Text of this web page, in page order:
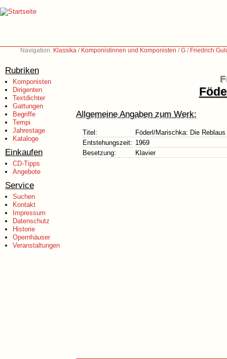
Navigation: Klassika / Komponistinnen und Komponisten /G / Friedrich
Rubriken
Komponisten
Dirigenten
Textdichter
Gattungen
Begriffe
Tempi
Jahrestage
Kataloge
Einkaufen
CD-Tipps
Angebote
Service
Suchen
Kontakt
Impressum
Datenschutz
Historie
Opernhäuser
Veranstaltungen
Allgemeine Angaben zum Werk:
Titel:
Föderl/Marischka: Die Reblaus
Entstehungszeit: 1969
Besetzung:
Klavier